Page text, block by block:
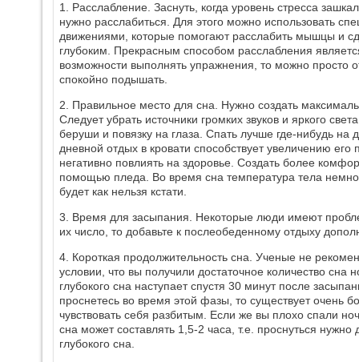
1. Расслабление. Заснуть, когда уровень стресса
нужно расслабиться. Для этого можно использовать
движениями, которые помогают расслабить мышцы и
глубоким. Прекрасным способом расслабления
возможности выполнять упражнения, то можно просто
спокойно подышать.
2. Правильное место для сна. Нужно создать
Следует убрать источники громких звуков и яркого
беруши и повязку на глаза. Спать лучше где-нибудь на
дневной отдых в кровати способствует увеличению
негативно повлиять на здоровье. Создать более
помощью пледа. Во время сна температура тела
будет как нельзя кстати.
3. Время для засыпания. Некоторые люди имеют
их число, то добавьте к послеобеденному отдыху
4. Короткая продолжительность сна. Ученые не
условии, что вы получили достаточное количество сна
глубокого сна наступает спустя 30 минут после
проснетесь во время этой фазы, то существует очень
чувствовать себя разбитым. Если же вы плохо спали
сна может составлять 1,5-2 часа, т.е. проснуться
глубокого сна.